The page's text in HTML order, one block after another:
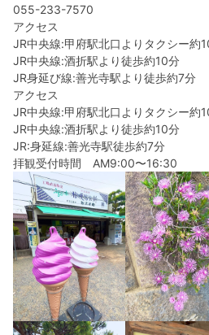
055-233-7570
アクセス
JR中央線:甲府駅北口よりタクシー約
JR中央線:酒折駅より徒歩約10分
JR身延び線:善光寺駅より徒歩約7分
アクセス
JR中央線:甲府駅北口よりタクシー約
JR中央線:酒折駅より徒歩約10分
JR:身延線:善光寺駅徒歩約7分
拝観受付時間 AM9:00〜16:30